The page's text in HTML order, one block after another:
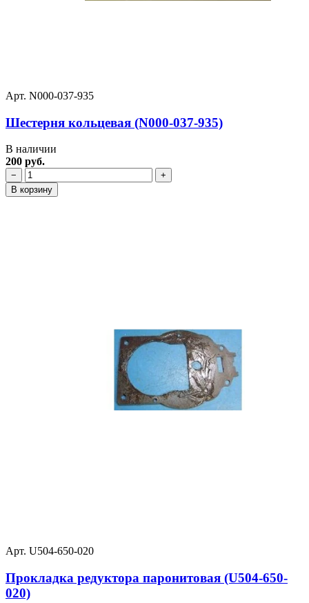
Арт. N000-037-935
Шестерня кольцевая (N000-037-935)
В наличии
200 руб.
−
+
В корзину
Арт. U504-650-020
Прокладка редуктора паронитовая (U504-650-
020)